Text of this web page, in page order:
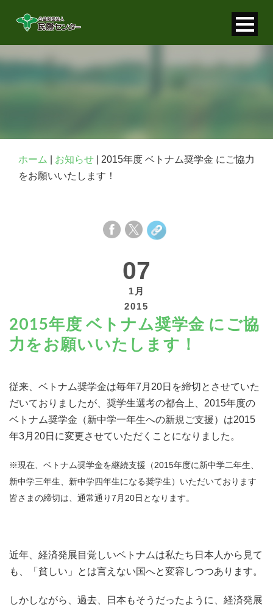
お問い合わせ
寄付する
ホーム お知らせ
2015年度 ベトナム奨学金 にご協力
をお願いいたします！
07
1月
2015
2015年度 ベトナム奨学金 にご協
力をお願いいたします！
従来、ベトナム奨学金は毎年7月20日を締切とさせていた
だいておりましたが、奨学生選考の都合上、2015年度の
ベトナム奨学金（新中学一年生への新規ご支援）は2015
年3月20日に変更させていただくことになりました。
※現在、ベトナム奨学金を継続支援（2015年度に新中学二年生、
新中学三年生、新中学四年生になる奨学生）いただいております
皆さまの締切は、通常通り7月20日となります。
近年、経済発展目覚しいベトナムは私たち日本人から見て
も、「貧しい」とは言えない国へと変容しつつあります。
しかしながら、過去、日本もそうだったように、経済発展